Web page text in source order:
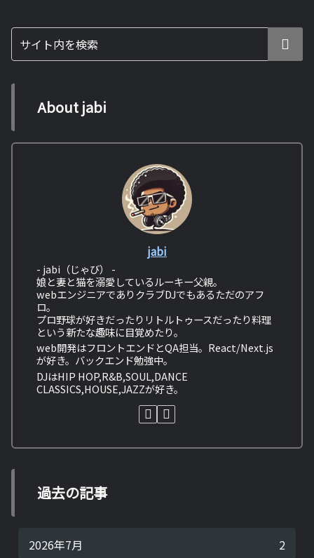
About jabi
jabi
- jabi（じゃび） -
娘と妻と猫を溺愛しているルーキー父親。
webエンジニアでありクラブDJでもあるただのアフ
ロ。
プロ野球が好きだったりリトルトゥースだったり料理
という新たな趣味に目覚めたり。
web開発はフロントエンドとQA担当。React/Next.js
が好き。バックエンド勉強中。
DJはHIP HOP,R&B,SOUL,DANCE
CLASSICS,HOUSE,JAZZが好き。
過去の記事
2026年7月 2